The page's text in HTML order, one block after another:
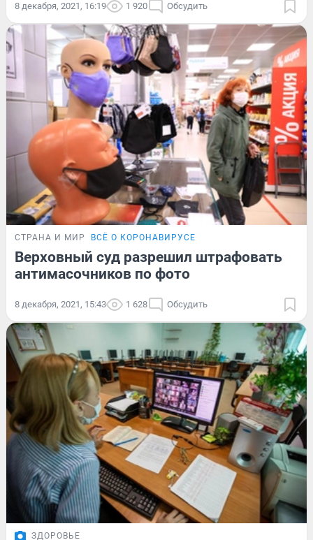
8 декабря, 2021, 16:19 1 920 Обсудить
СТРАНА И МИР ВСЁ О КОРОНАВИРУСЕ
Верховный суд разрешил штрафовать
антимасочников по фото
8 декабря, 2021, 15:43 1 628 Обсудить
ЗДОРОВЬЕ